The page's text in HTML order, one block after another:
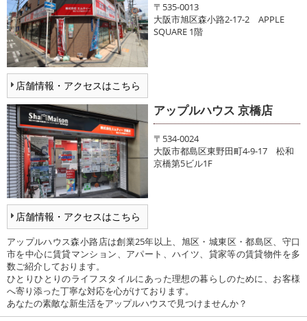
店舗情報・アクセスはこちら
〒535-0013
大阪市旭区森小路2-17-2 APPLE
SQUARE 1階
店舗情報・アクセスはこちら
アップルハウス 京橋店
〒534-0024
大阪市都島区東野田町4-9-17 松和
京橋第5ビル1F
アップルハウス森小路店は創業25年以上、旭区・城東区・都島区、守口
市を中心に賃貸マンション、アパート、ハイツ、貸家等の賃貸物件を多
数ご紹介しております。
ひとりひとりのライフスタイルにあった理想の暮らしのために、お客様
へ寄り添った丁寧な対応を心がけております。
あなたの素敵な新生活をアップルハウスで見つけませんか？